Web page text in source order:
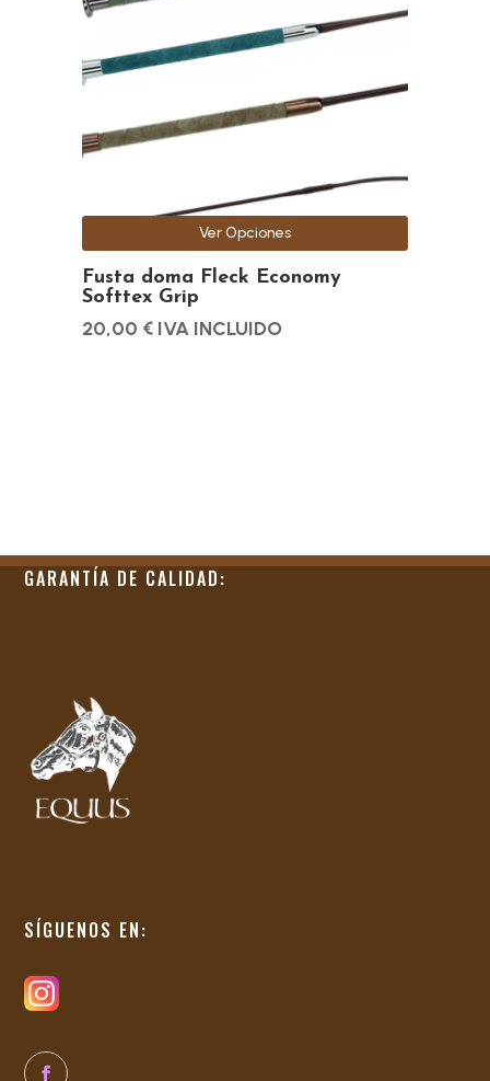
Fusta doma Fleck Economy
Softtex Grip
20,00 € IVA INCLUIDO
Ver Opciones
variantes.
opciones
pueden
elegir
la
página
de
producto
GARANTÍA DE CALIDAD:
SÍGUENOS EN: